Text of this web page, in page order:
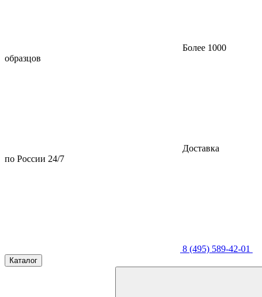
Более 1000
образцов
Доставка
по России 24/7
8 (495) 589-42-01
Каталог